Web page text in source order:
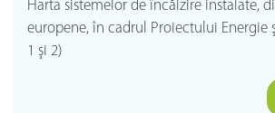
Harta sistemelor de încălzire instalate,
europene, în cadrul Proiectului Energie
1 şi 2)